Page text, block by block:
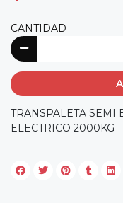
CANTIDAD
TRANSPALETA SEMI
ELECTRICO 2000KG